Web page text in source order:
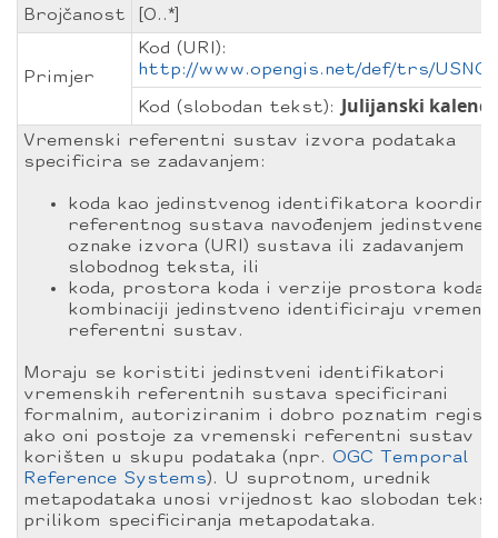
Brojčanost
[0..*]
Primjer
Kod (URI):
http://www.opengis.net/def/trs/USNO/
Kod (slobodan tekst): Julijanski
Vremenski referentni sustav izvora podataka
specificira se zadavanjem:
koda kao jedinstvenog identifikatora
referentnog sustava navođenjem jedinstvene
oznake izvora (URI) sustava ili zadavanjem
slobodnog teksta, ili
koda, prostora koda i verzije prostora koda
kombinaciji jedinstveno identificiraju
referentni sustav.
Moraju se koristiti jedinstveni identifikatori
vremenskih referentnih sustava specificirani
formalnim, autoriziranim i dobro poznatim
ako oni postoje za vremenski referentni sustav
korišten u skupu podataka (npr. OGC Temporal
Reference Systems). U suprotnom, urednik
metapodataka unosi vrijednost kao slobodan
prilikom specificiranja metapodataka.